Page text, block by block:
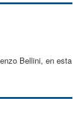
Bellini, en esta